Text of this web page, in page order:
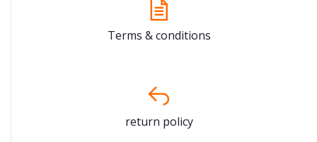
Terms & conditions
return policy